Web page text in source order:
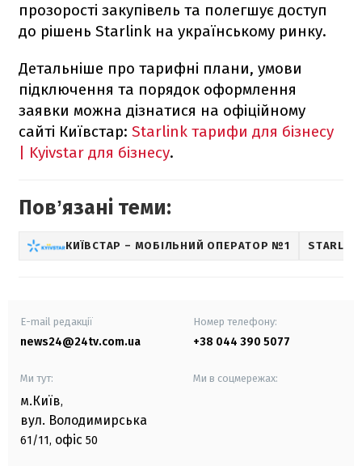
прозорості закупівель та полегшує доступ
до рішень Starlink на українському ринку.
Детальніше про тарифні плани, умови
підключення та порядок оформлення
заявки можна дізнатися на офіційному
сайті Київстар: Starlink тарифи для бізнесу
| Kyivstar для бізнесу.
Повʼязані теми:
КИЇВСТАР – МОБІЛЬНИЙ ОПЕРАТОР №1
E-mail редакції
news24@24tv.com.ua
Номер телефону:
+38 044 390 5077
Ми тут:
м.Київ,
вул. Володимирська
61/11, офіс 50
Ми в соцмережах: